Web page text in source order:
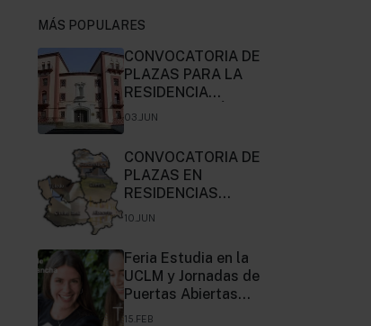
MÁS POPULARES
CONVOCATORIA DE
PLAZAS PARA LA
RESIDENCIA
"SANTO TOMÁS DE
CURSO 2024-2025.
03.JUN
CONVOCATORIA DE
PLAZAS EN
RESIDENCIAS
UNIVERSITARIAS DE
MANCHA PARA EL
CURSO 2024-2025.
10.JUN
Feria Estudia en la
UCLM y Jornadas de
Puertas Abiertas
2024
15.FEB